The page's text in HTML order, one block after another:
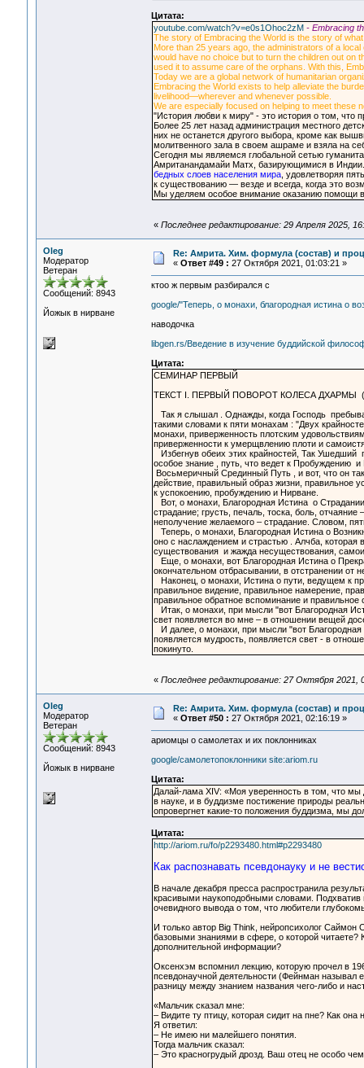
Цитата:
youtube.com/watch?v=e0s1Ohoc2zM - Embracing
The story of Embracing the World is the story of
More than 25 years ago, the administrators of a
would have no choice but to turn the children out on
used it to assume care of the orphans. With this,
Today we are a global network of humanitarian
Embracing the World exists to help alleviate the
livelihood—wherever and whenever possible.
We are especially focused on helping to meet these
"История любви к миру" - это история о том, что
Более 25 лет назад администрация местного
них не останется другого выбора, кроме как
молитвенного зала в своем ашраме и взяла на
Сегодня мы являемся глобальной сетью
Амританандамайи Матх, базирующимися в
бедных слоев населения мира, удовлетворяя
к существованию — везде и всегда, когда это
Мы уделяем особое внимание оказанию помощи в
« Последнее редактирование: 29 Апреля 2025,
Oleg
Модератор
Ветеран
Сообщений: 8943
Йожык в нирване
Re: Амрита. Хим. формула (состав) и
« Ответ #49 : 27 Октября 2021, 01:03:21 »
ктоо ж первым разбирался с
google/"Теперь, о монахи, благородная истина о
наводочка
libgen.rs/Введение в изучение буддийской
Цитата:
СЕМИНАР ПЕРВЫЙ
ТЕКСТ I. ПЕРВЫЙ ПОВОРОТ КОЛЕСА ДХАРМЫ
Так я слышал . Однажды, когда Господь
такими словами к пяти монахам : "Двух
монахи, приверженность плотским
приверженности к умерщвлению плоти и
Избегнув обеих этих крайностей, Так Ушедший
особое знание , путь, что ведет к Пробуждению
Восьмеричный Срединный Путь , и вот, что он
действие, правильный образ жизни, правильное
к успокоению, пробуждению и Нирване.
Вот, о монахи, Благородная Истина о
страдание; грусть, печаль, тоска, боль,
неполучение желаемого – страдание. Словом,
Теперь, о монахи, Благородная Истина о
оно с наслаждением и страстью . Алчба, которая
существования и жажда несуществования,
Еще, о монахи, вот Благородная Истина о
окончательном отбрасывании, в отстранении от
Наконец, о монахи, Истина о пути, ведущем к
правильное видение, правильное намерение,
правильное обратное вспоминание и правильное
Итак, о монахи, при мысли "вот Благородная
свет появляется во мне – в отношении вещей
И далее, о монахи, при мысли "вот Благородная
появляется мудрость, появляется свет - в
покинуто.
« Последнее редактирование: 27 Октября 2021,
Oleg
Модератор
Ветеран
Сообщений: 8943
Йожык в нирване
Re: Амрита. Хим. формула (состав) и
« Ответ #50 : 27 Октября 2021, 02:16:19 »
ариомцы о самолетах и их поклонниках
google/самолетопоклонники site:ariom.ru
Цитата:
Далай-лама XIV: «Моя уверенность в том, что мы
в науке, и в буддизме постижение природы
опровергнет какие-то положения буддизма, мы
Цитата:
http://ariom.ru/fo/p2293480.html#p2293480
Как распознавать псевдонауку и не
В начале декабря пресса распространила
красивыми наукоподобными словами.
очевидного вывода о том, что любители
И только автор Big Think, нейропсихолог
базовыми знаниями в сфере, о которой читаете?
дополнительной информации?
Оксенхэм вспомнил лекцию, которую прочел в
псевдонаучной деятельности (Фейнман называл
разницу между знанием названия чего-либо и
«Мальчик сказал мне:
– Видите ту птицу, которая сидит на пне? Как она
Я ответил:
– Не имею ни малейшего понятия.
Тогда мальчик сказал:
– Это красногрудый дрозд. Ваш отец не особо